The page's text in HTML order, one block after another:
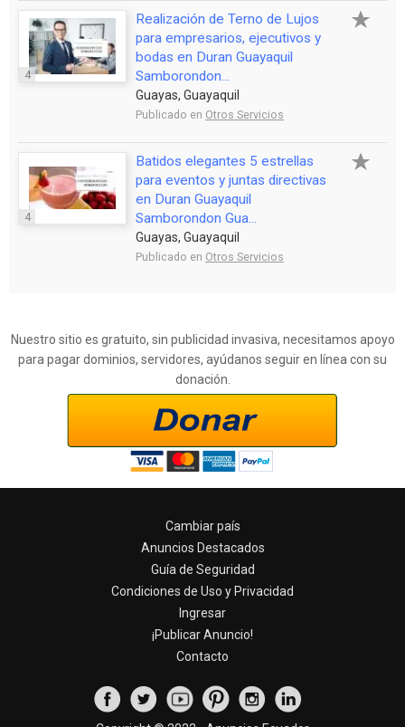
4
Realización de Terno de Lujos
para empresarios, ejecutivos y
bodas en Duran Guayaquil
Samborondon...
Guayas, Guayaquil
Publicado en Otros Servicios
4
Batidos elegantes 5 estrellas
para eventos y juntas directivas
en Duran Guayaquil
Samborondon Gua...
Guayas, Guayaquil
Publicado en Otros Servicios
Nuestro sitio es gratuito, sin publicidad invasiva, necesitamos apoyo
para pagar dominios, servidores, ayúdanos seguir en línea con su
donación.
Cambiar país
Anuncios Destacados
Guía de Seguridad
Condiciones de Uso y Privacidad
Ingresar
¡Publicar Anuncio!
Contacto